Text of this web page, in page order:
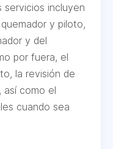
servicios incluyen
y piloto,
y del
por fuera, el
la revisión de
como el
cuando sea